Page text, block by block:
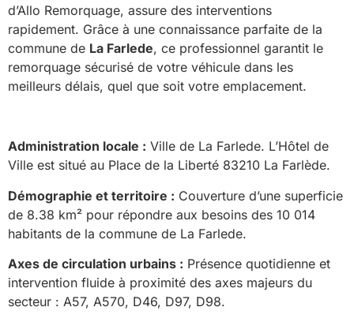
d’Allo Remorquage, assure des interventions
rapidement. Grâce à une connaissance parfaite de la
commune de La Farlede, ce professionnel garantit le
remorquage sécurisé de votre véhicule dans les
meilleurs délais, quel que soit votre emplacement.
Administration locale : Ville de La Farlede. L’Hôtel de
Ville est situé au Place de la Liberté 83210 La Farlède.
Démographie et territoire : Couverture d’une superficie
de 8.38 km² pour répondre aux besoins des 10 014
habitants de la commune de La Farlede.
Axes de circulation urbains : Présence quotidienne et
intervention fluide à proximité des axes majeurs du
secteur : A57, A570, D46, D97, D98.